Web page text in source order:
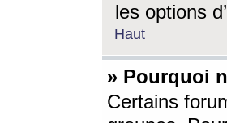
les options
Haut
» Pourquoi
Certains